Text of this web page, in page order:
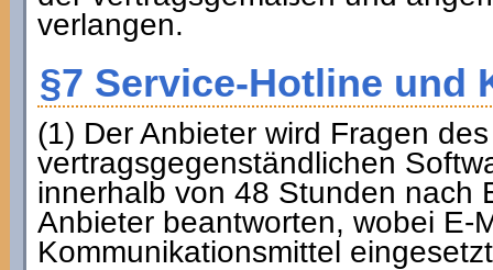
verlangen.
§7 Service-Hotline und
(1) Der Anbieter wird Fragen
vertragsgegenständlichen
innerhalb von 48 Stunden nach
Anbieter beantworten, wobei E-
Kommunikationsmittel